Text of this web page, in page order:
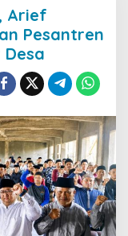
Arief
Pesantren